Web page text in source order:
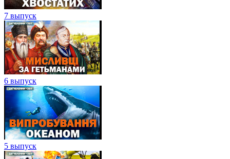
7 выпуск
6 выпуск
5 выпуск